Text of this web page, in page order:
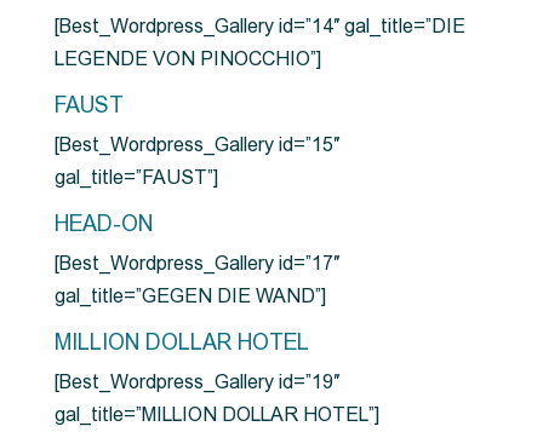
[Best_Wordpress_Gallery id=”14″ gal_title=”DIE
LEGENDE VON PINOCCHIO”]
FAUST
[Best_Wordpress_Gallery id=”15″
gal_title=”FAUST”]
HEAD-ON
[Best_Wordpress_Gallery id=”17″
gal_title=”GEGEN DIE WAND”]
MILLION DOLLAR HOTEL
[Best_Wordpress_Gallery id=”19″
gal_title=”MILLION DOLLAR HOTEL”]